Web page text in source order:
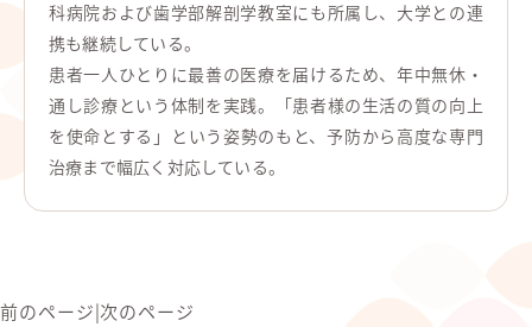
科病院および歯学部解剖学教室にも所属し、大学との連
携も継続している。
患者一人ひとりに最善の医療を届けるため、年中無休・
通し診療という体制を実践。「患者様の生活の質の向上
を使命とする」という姿勢のもと、予防から高度な専門
治療まで幅広く対応している。
前のページ|次のページ